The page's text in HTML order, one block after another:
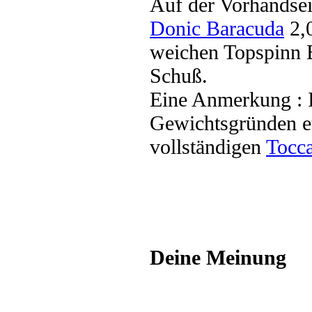
Auf der
Donic Baracuda
weichen Topspinn
Schuß.
Eine Anmerkung :
Gewichtsgründen
vollständigen
Deine Meinung